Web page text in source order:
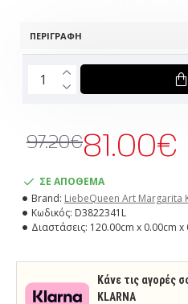
ΠΕΡΙΓΡΑΦΉ
ΣΕ ΑΠΟΘΕΜΑ
Brand: LiebeQueen Art Margarita
Κωδικός: D3822341L
Διαστάσεις: 120.00cm x 0.00cm x
81.00€
97.20€
Κάνε τις αγορές
KLARNA